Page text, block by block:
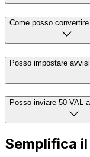
Come posso
Posso impostare
Posso inviare 50 VAL
Semplifica